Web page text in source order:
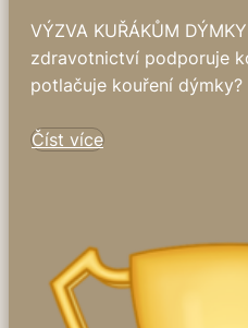
VÝZVA KUŘÁKŮM
zdravotnictví podporuje
potlačuje kouření
Číst více